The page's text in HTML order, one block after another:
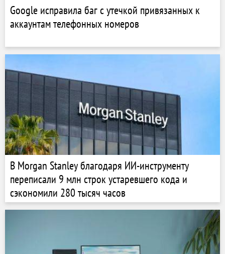
Google исправила баг с утечкой привязанных к
аккаунтам телефонных номеров
В Morgan Stanley благодаря ИИ-инструменту
переписали 9 млн строк устаревшего кода и
сэкономили 280 тысяч часов